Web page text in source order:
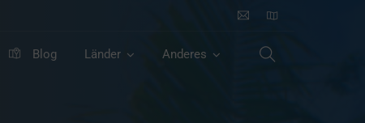
Blog Länder Anderes